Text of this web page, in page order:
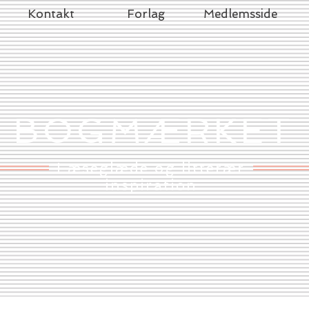
BOGMÆRKET
Læseglæde og litterær
inspiration
Kontakt Forlag Medlemsside